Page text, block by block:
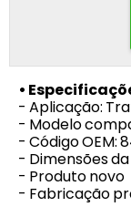
•
- Aplicação:
- Modelo
- Código OEM:
- Dimensões
- Produto novo
- Fabricação